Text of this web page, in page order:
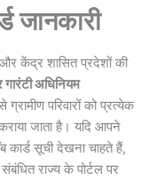
जानकारी
और केंद्र शासित प्रदेशों की
गारंटी अधिनियम
परिवारों को प्रत्येक
जाता है। यदि आपने
कार्ड सूची देखना चाहते हैं,
राज्य के पोर्टल पर